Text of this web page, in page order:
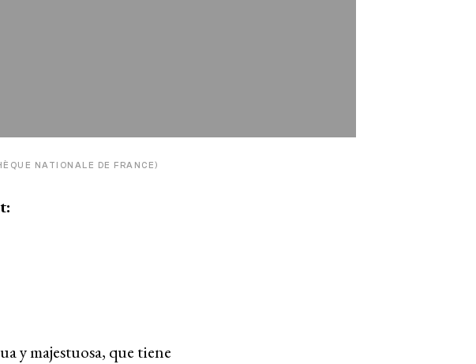
NATIONALE DE FRANCE)
y majestuosa, que tiene